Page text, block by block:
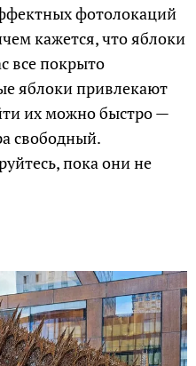
фотолокаций
кажется, что яблоки
все покрыто
яблоки привлекают
их можно быстро —
свободный.
пока они не